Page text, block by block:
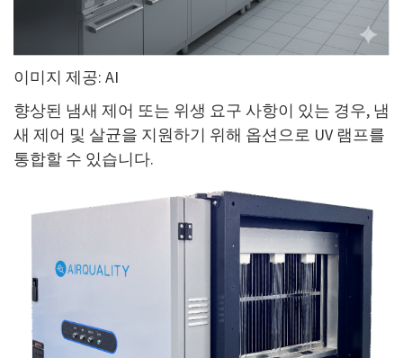
이미지 제공: AI
향상된 냄새 제어 또는 위생 요구 사항이 있는 경우, 냄
새 제어 및 살균을 지원하기 위해 옵션으로 UV 램프를
통합할 수 있습니다.